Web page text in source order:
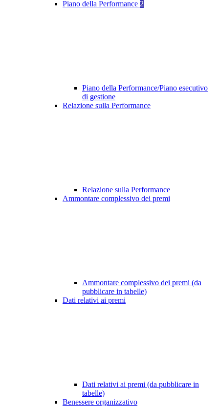
Piano della Performance 2
Piano della Performance/Piano esecutivo
di gestione
Relazione sulla Performance
Relazione sulla Performance
Ammontare complessivo dei premi
Ammontare complessivo dei premi (da
pubblicare in tabelle)
Dati relativi ai premi
Dati relativi ai premi (da pubblicare in
tabelle)
Benessere organizzativo